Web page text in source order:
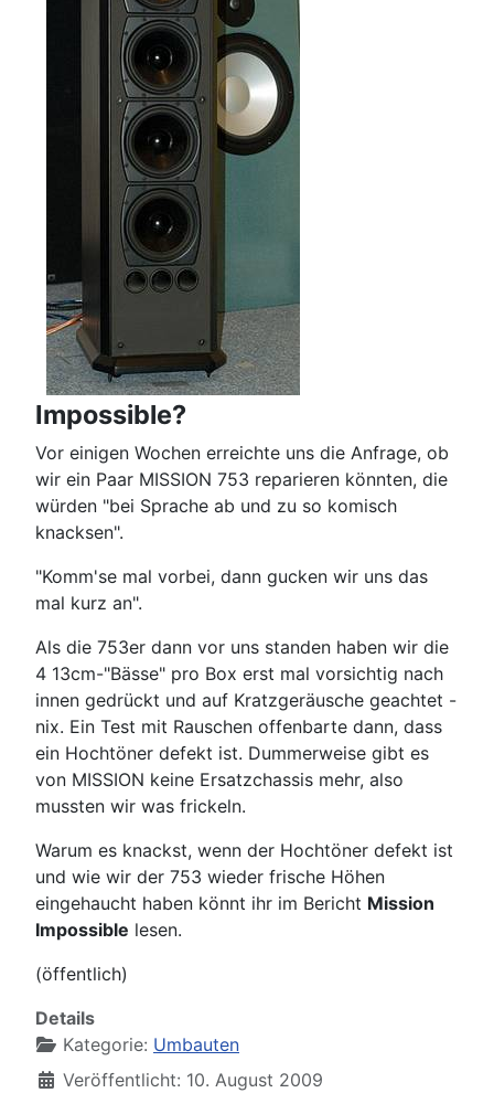
Impossible?
Vor einigen Wochen erreichte uns die Anfrage, ob
wir ein Paar MISSION 753 reparieren könnten, die
würden "bei Sprache ab und zu so komisch
knacksen".
"Komm'se mal vorbei, dann gucken wir uns das
mal kurz an".
Als die 753er dann vor uns standen haben wir die
4 13cm-"Bässe" pro Box erst mal vorsichtig nach
innen gedrückt und auf Kratzgeräusche geachtet -
nix. Ein Test mit Rauschen offenbarte dann, dass
ein Hochtöner defekt ist. Dummerweise gibt es
von MISSION keine Ersatzchassis mehr, also
mussten wir was frickeln.
Warum es knackst, wenn der Hochtöner defekt ist
und wie wir der 753 wieder frische Höhen
eingehaucht haben könnt ihr im Bericht Mission
Impossible lesen.
(öffentlich)
Details
Kategorie: Umbauten
Veröffentlicht: 10. August 2009